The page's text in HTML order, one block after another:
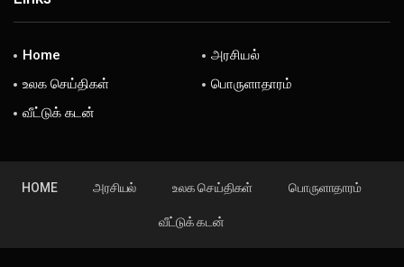
Home
அரசியல்
உலக செய்திகள்
பொருளாதாரம்
வீட்டுக் கடன்
HOME அரசியல் உலக செய்திகள் பொருளாதாரம்
வீட்டுக் கடன்